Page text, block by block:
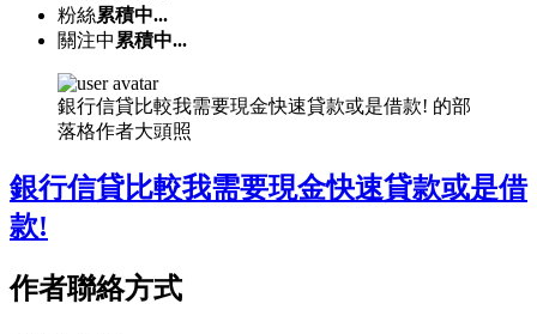
粉絲累積中...
關注中 累積中...
銀行信貸比較我需要現金快速貸款或是借款! 的部
落格作者大頭照
銀行信貸比較我需要現金快速貸款或是借
款!
作者聯絡方式